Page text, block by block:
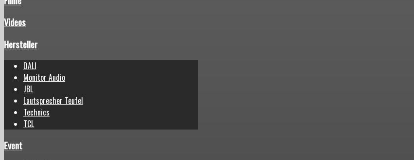
Videos
Hersteller
DALI
Monitor Audio
JBL
Lautsprecher Teufel
Technics
TCL
Event